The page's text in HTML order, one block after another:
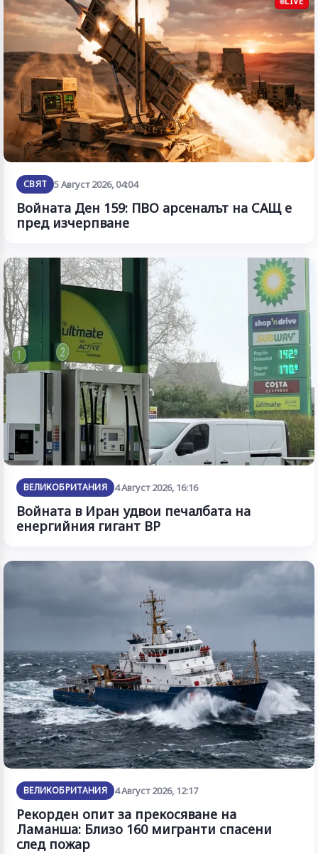
СВЯТ 5 Август 2026, 04:04
Войната Ден 159: ПВО арсеналът на САЩ е
пред изчерпване
ВЕЛИКОБРИТАНИЯ 4 Август 2026, 16:16
Войната в Иран удвои печалбата на
енергийния гигант BP
ВЕЛИКОБРИТАНИЯ 4 Август 2026, 12:17
Рекорден опит за прекосяване на
Ламанша: Близо 160 мигранти спасени
след пожар